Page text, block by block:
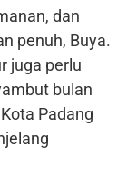
dan
penuh, Buya.
juga perlu
bulan
Padang